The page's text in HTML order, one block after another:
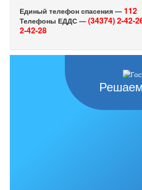
Единый телефон спасения — 112
Телефоны ЕДДС — (34374) 2-42-
2-42-28